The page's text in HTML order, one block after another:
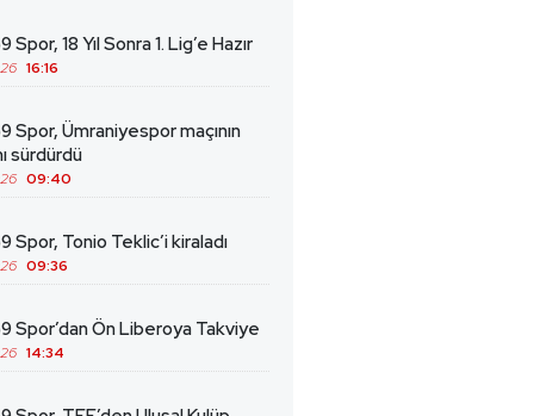
Spor, 18 Yıl Sonra 1. Lig’e Hazır
16:16
Spor, Ümraniyespor maçının
sürdürdü
09:40
Spor, Tonio Teklic’i kiraladı
09:36
Spor’dan Ön Liberoya Takviye
14:34